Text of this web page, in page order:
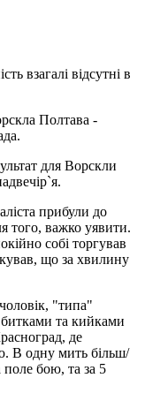
взагалі відсутні в
Полтава -
для Ворскли
прибули до
того, важко уявити.
собі торгував
що за хвилину
"типа"
битками та кийками
де
В одну мить більш/
бою, та за 5